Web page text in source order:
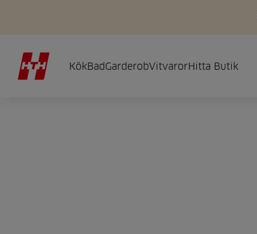
KökBadGarderobVitvarorHitta Butik